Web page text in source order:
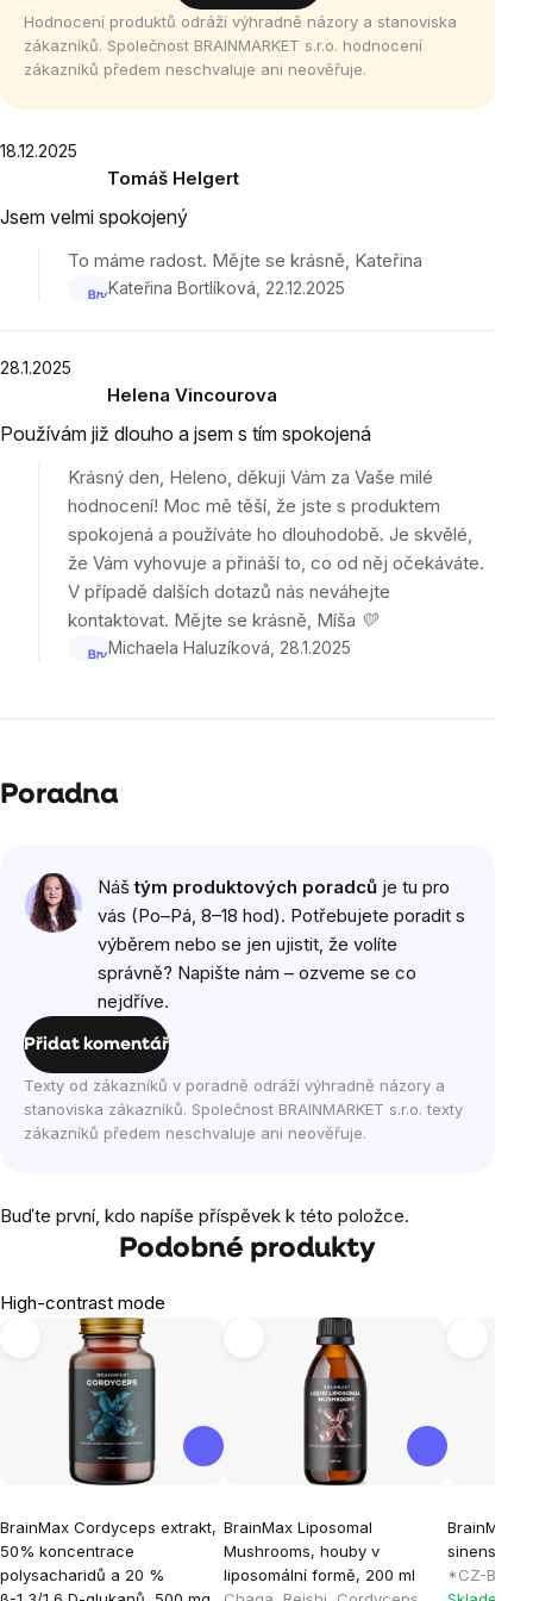
Hodnocení produktů odráží výhradně názory a stanoviska
zákazníků. Společnost BRAINMARKET s.r.o. hodnocení
zákazníků předem neschvaluje ani neověřuje.
Výpis
Tomáš Helgert
produktu
hvězdiček.
18.12.2025
Jsem velmi spokojený
Kateřina Bortlíková 22.12.2025
To máme radost. Mějte se krásně, Kateřina
Helena Vincourova
produktu
hvězdiček.
28.1.2025
Používám již dlouho a jsem s tím spokojená
Michaela Haluzíková 28.1.2025
Krásný den, Heleno, děkuji Vám za Vaše milé
hodnocení! Moc mě těší, že jste s produktem
spokojená a používáte ho dlouhodobě. Je skvělé,
že Vám vyhovuje a přináší to, co od něj očekáváte.
V případě dalších dotazů nás neváhejte
kontaktovat. Mějte se krásně, Míša 💛
Poradna
Náštým produktových poradců je tu pro
vás (Po–Pá, 8–18 hod). Potřebujete poradit s
výběrem nebo se jen ujistit, že volíte
správně? Napište nám – ozveme se co
nejdříve.
Přidat komentář
Texty od zákazníků v poradně odráží výhradně názory a
stanoviska zákazníků. Společnost BRAINMARKET s.r.o. texty
zákazníků předem neschvaluje ani neověřuje.
Buďte první, kdo napíše příspěvek k této položce.
Podobné produkty
High-contrast mode
BrainMax Cordyceps extrakt,
50% koncentrace
polysacharidů a 20 %
BrainMax Liposomal
Mushrooms, houby v
liposomální formě, 200 ml
BrainMax
sinensis
*CZ-BIO-